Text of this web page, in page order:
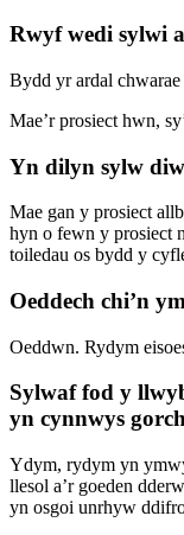
Rwyf wedi sylwi
Bydd yr ardal
Mae’r prosiect hwn,
Yn dilyn sylw
Mae gan y prosiect
hyn o fewn y prosiect
toiledau os bydd y
Oeddech chi’n
Oeddwn. Rydym
Sylwaf fod y
yn cynnwys
Ydym, rydym yn
llesol a’r goeden
yn osgoi unrhyw